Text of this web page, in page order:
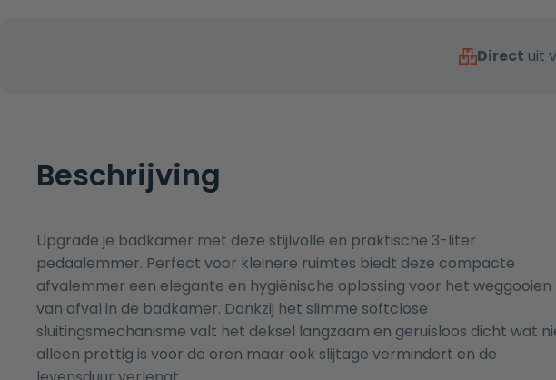
Direct uit
Beschrijving
Upgrade je badkamer met deze stijlvolle en praktische 3-liter
pedaalemmer. Perfect voor kleinere ruimtes biedt deze compacte
afvalemmer een elegante en hygiënische oplossing voor het weggooien
van afval in de badkamer. Dankzij het slimme softclose
sluitingsmechanisme valt het deksel langzaam en geruisloos dicht wat
alleen prettig is voor de oren maar ook slijtage vermindert en de